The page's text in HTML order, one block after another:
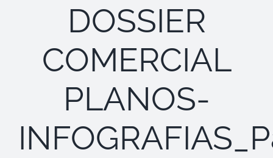
DOSSIER
COMERCIAL
PLANOS-